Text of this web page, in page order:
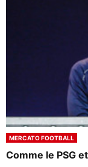
MERCATO FOOTBALL
Comme le PSG